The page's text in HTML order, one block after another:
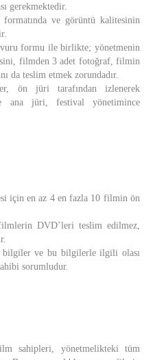
gerekmektedir.
ve görüntü kalitesinin
formu ile birlikte; yönetmenin
filmden 3 adet fotoğraf, filmin
da teslim etmek zorundadır.
ön jüri tarafından izlenerek
ana jüri, festival yönetimince
için en az 4 en fazla 10 filmin ön
DVD’leri teslim edilmez,
ve bu bilgilerle ilgili olası
sorumludur.
sahipleri, yönetmelikteki tüm